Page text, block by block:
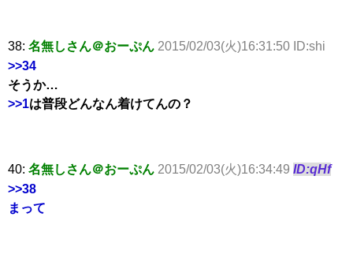
38: 名無しさん＠おーぷん 2015/02/03(火)16:31:50 ID:shi
>>34
そうか…
>>1は普段どんなん着けてんの？
40: 名無しさん＠おーぷん 2015/02/03(火)16:34:49 ID:qHf
>>38
まって